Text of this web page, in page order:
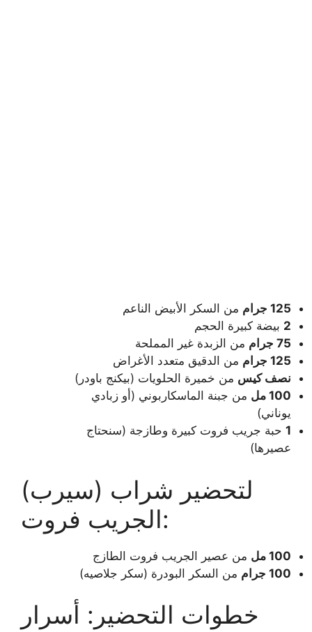
125 جرام
من السكر الأبيض الناعم
2 بيضة كبيرة الحجم
75 جرام
من الزبدة غير المملحة
125 جرام
من الدقيق متعدد الأغراض
نصف كيس من خميرة الحلويات (بيكنج باودر)
100 مل
من جبنة الماسكاربوني (أو زبادي
يوناني)
1 حبة جريب فروت كبيرة وطازجة (سنحتاج
عصيرها)
لتحضير شراب (سيرب)
الجريب فروت:
100 مل
من عصير الجريب فروت الطازج
100 جرام
من السكر البودرة (سكر جلاصيه)
خطوات التحضير: أسرار